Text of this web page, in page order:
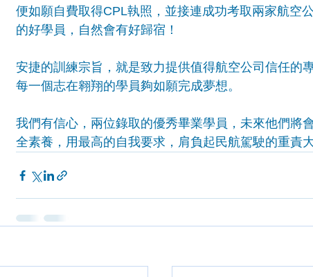
便如願自費取得CPL執照，並接連成功考取兩家航空
的好學員，自然會有好歸宿！
安捷的訓練宗旨，就是致力提供值得航空公司信任的
每一個志在翱翔的學員夠如願完成夢想。
我們有信心，兩位錄取的優秀畢業學員，未來他們將
全素養，用最高的自我要求，肩負起民航駕駛的重責